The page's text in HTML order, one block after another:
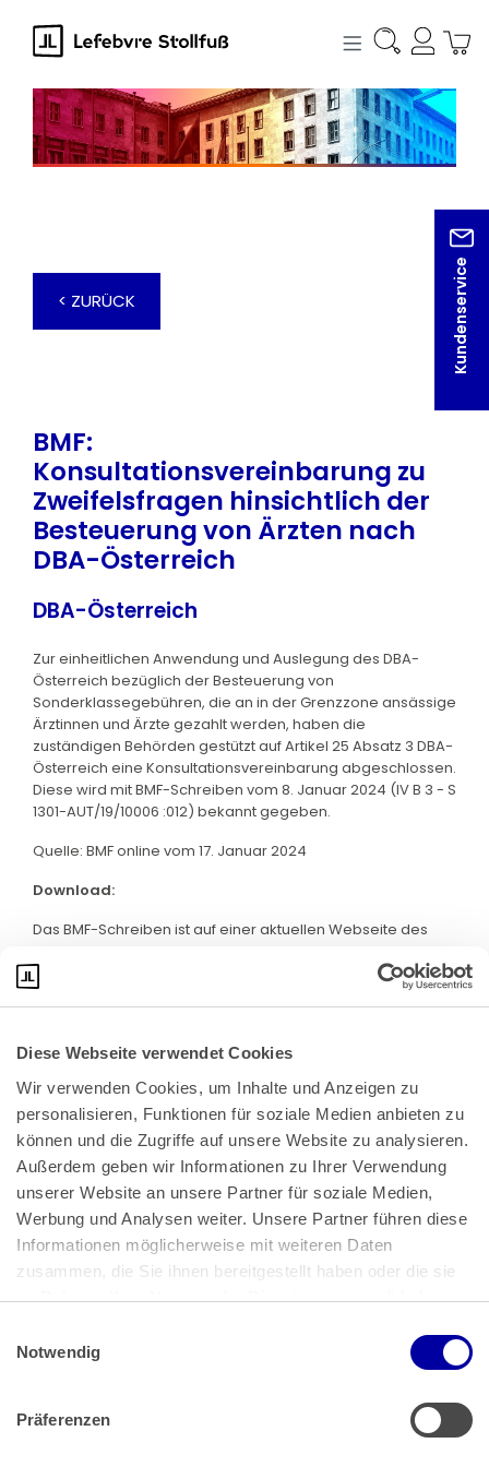
Diese Webseite verwendet Cookies
Wir verwenden Cookies, um Inhalte und Anzeigen zu
personalisieren, Funktionen für soziale Medien anbieten zu
können und die Zugriffe auf unsere Website zu analysieren.
Außerdem geben wir Informationen zu Ihrer Verwendung
unserer Website an unsere Partner für soziale Medien,
Werbung und Analysen weiter. Unsere Partner führen diese
Informationen möglicherweise mit weiteren Daten
zusammen, die Sie ihnen bereitgestellt haben oder die sie
im Rahmen Ihrer Nutzung der Dienste gesammelt haben.
Impressum
Notwendig
Präferenzen
springen
Kundenservice
< ZURÜCK
BMF:
Konsultationsvereinbarung zu
Zweifelsfragen hinsichtlich der
Besteuerung von Ärzten nach
DBA-Österreich
DBA-Österreich
Zur einheitlichen Anwendung und Auslegung des DBA-
Österreich bezüglich der Besteuerung von
Sonderklassegebühren, die an in der Grenzzone ansässige
Ärztinnen und Ärzte gezahlt werden, haben die
zuständigen Behörden gestützt auf Artikel 25 Absatz 3 DBA-
Österreich eine Konsultationsvereinbarung abgeschlossen.
Diese wird mit BMF-Schreiben vom 8. Januar 2024 (IV B 3 - S
1301-AUT/19/10006 :012) bekannt gegeben.
Quelle: BMF online vom 17. Januar 2024
Download:
Das BMF-Schreiben ist auf einer aktuellen Webseite des
Bundeskanzlerplatz 2
53113 Bonn
Pressemitteilungen|AGB
Impressum|Datenschutz